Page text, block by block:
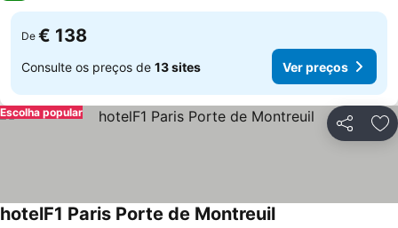
De € 138
Consulte os preços de 13 sites Ver preços
Partilhar
Escolha popular
hotelF1 Paris Porte de Montreuil